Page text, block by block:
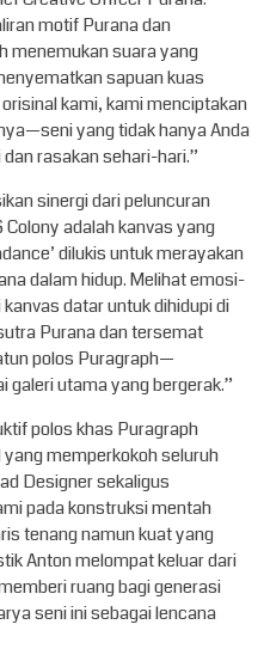
motif Purana dan
menemukan suara yang
sapuan kuas
kami, kami menciptakan
yang tidak hanya Anda
rasakan sehari-hari.”
sinergi dari peluncuran
Colony adalah kanvas yang
dilukis untuk merayakan
dalam hidup. Melihat emosi-
datar untuk dihidupi di
Purana dan tersemat
polos Puragraph—
galeri utama yang bergerak.”
polos khas Puragraph
memperkokoh seluruh
Designer sekaligus
pada konstruksi mentah
tenang namun kuat yang
Anton melompat keluar dari
ruang bagi generasi
seni ini sebagai lencana